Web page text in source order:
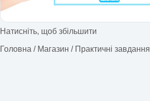
Натисніть, щоб збільшити
Головна / Магазин / Практичні завдання